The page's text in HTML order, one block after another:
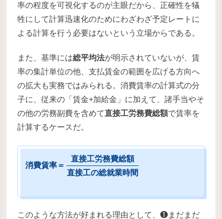
率の程度を可視化するのが主眼だから、正確性を犠
牲にして計算迅速化のためにわざわざ予定レートに
よる計算を行う必要はないという立場からである。
また、基準には総平均法が明示されていないが、賃
率の集計単位の他、支払賃金の範囲を広げる方向へ
の拡大も実務ではみられる。消費賃率の計算式の分
子に、従来の「賃金+加給金」に加えて、諸手当やそ
の他の労務副費を含めて直接工労務費総額で賃率を
計算するケースだ。
消費賃率＝
直接工労務費総額
直接工の総就業時間
このような方法が好まれる理由として、❶まだまだ